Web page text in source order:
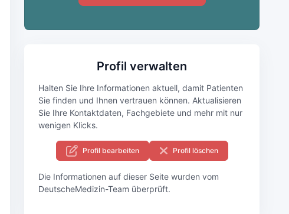
Profil verwalten
Halten Sie Ihre Informationen aktuell, damit Patienten
Sie finden und Ihnen vertrauen können. Aktualisieren
Sie Ihre Kontaktdaten, Fachgebiete und mehr mit nur
wenigen Klicks.
Profil bearbeiten Profil löschen
Die Informationen auf dieser Seite wurden vom
DeutscheMedizin-Team überprüft.